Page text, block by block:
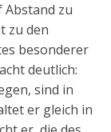
Abstand zu
zu den
besonderer
deutlich:
sind in
er gleich in